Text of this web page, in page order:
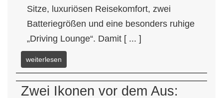
Sitze, luxuriösen Reisekomfort, zwei
Batteriegrößen und eine besonders ruhige
„Driving Lounge“. Damit [ ... ]
weiterlesen
Zwei Ikonen vor dem Aus: